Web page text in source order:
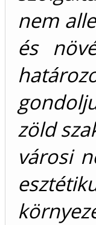
nem
és
zöld
városi